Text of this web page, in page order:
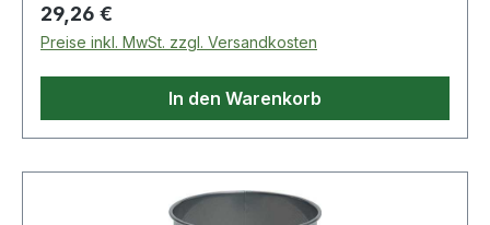
Regulärer Preis:
29,26 €
Preise inkl. MwSt. zzgl. Versandkosten
In den Warenkorb